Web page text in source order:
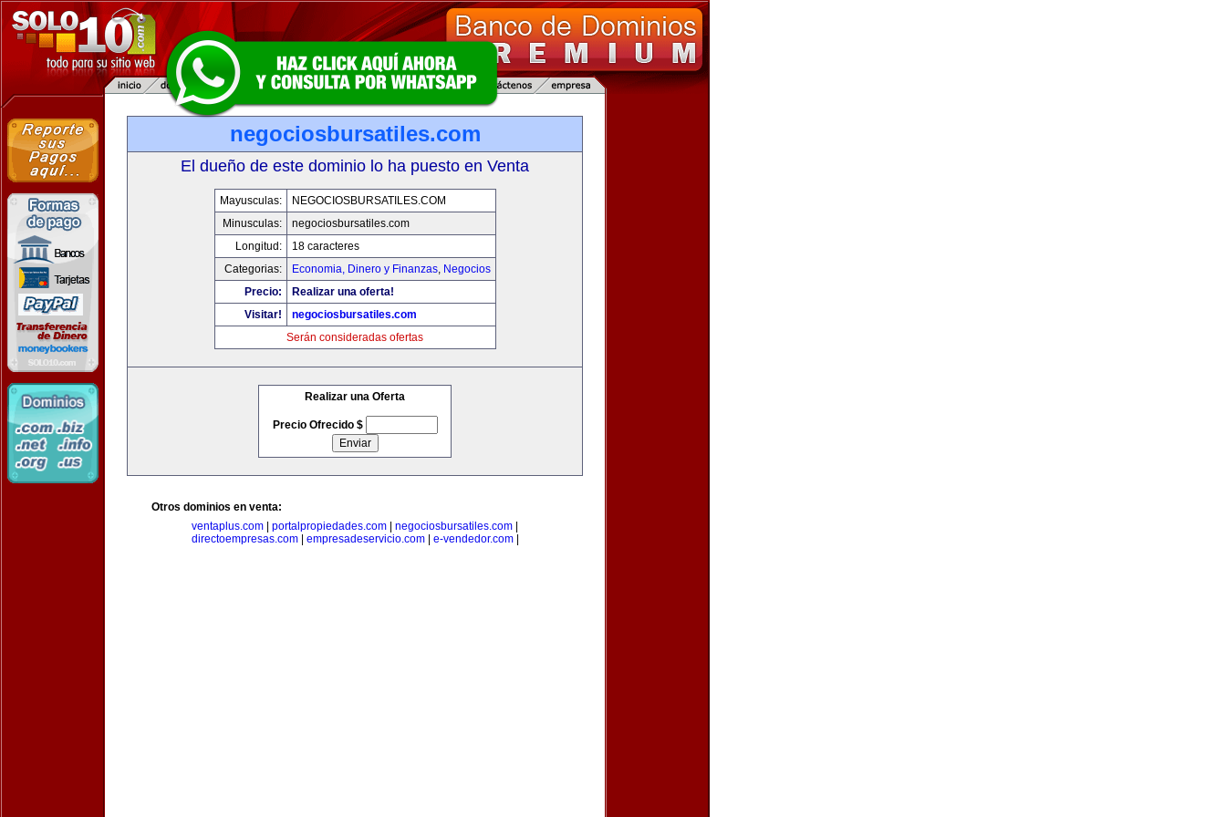
negociosbursatiles.com
El dueño de este dominio lo ha puesto en Venta
Mayusculas:
NEGOCIOSBURSATILES.COM
Minusculas:
negociosbursatiles.com
Longitud:
18 caracteres
Categorias:
Economia, Dinero y Finanzas, Negocios
Precio:
Realizar una oferta!
Visitar!
negociosbursatiles.com
Serán consideradas ofertas
Realizar una Oferta
Precio Ofrecido $
Otros dominios en venta:
ventaplus.com
portalpropiedades.com negociosbursatiles.com
directoempresas.com| empresadeservicio.com| e-vendedor.com|